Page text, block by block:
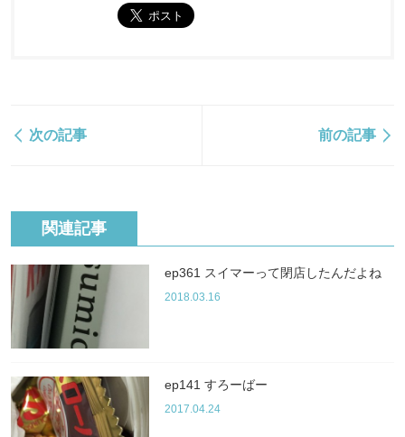
次の記事 前の記事
関連記事
ep361 スイマーって閉店したんだよね
2018.03.16
ep141 すろーばー
2017.04.24